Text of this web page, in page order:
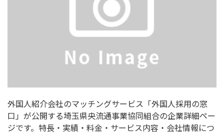
外国人紹介会社のマッチングサービス「外国人採用の窓
口」が公開する埼玉県央流通事業協同組合の企業詳細ペー
ジです。特長・実績・料金・サービス内容・会社情報につ